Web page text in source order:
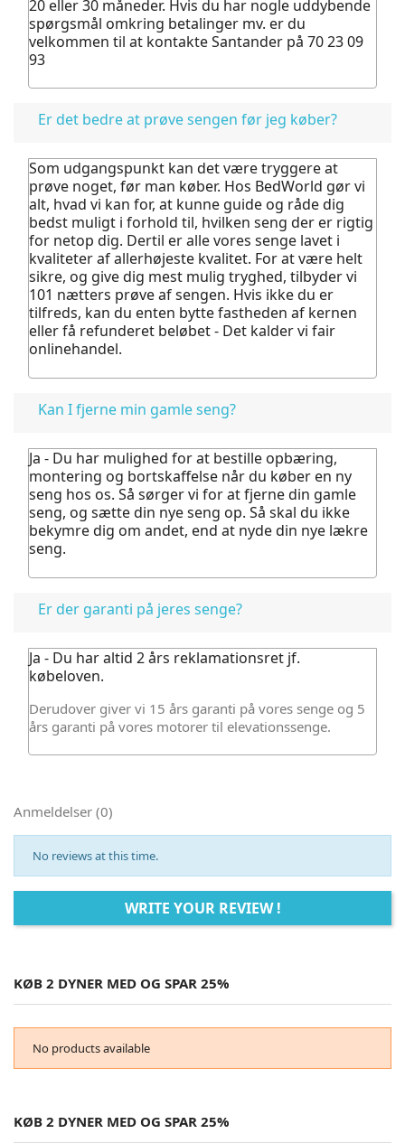
20 eller 30 måneder. Hvis du har nogle uddybende
spørgsmål omkring betalinger mv. er du
velkommen til at kontakte Santander på 70 23 09
93
Er det bedre at prøve sengen før jeg køber?
Som udgangspunkt kan det være tryggere at
prøve noget, før man køber. Hos BedWorld gør vi
alt, hvad vi kan for, at kunne guide og råde dig
bedst muligt i forhold til, hvilken seng der er rigtig
for netop dig. Dertil er alle vores senge lavet i
kvaliteter af allerhøjeste kvalitet. For at være helt
sikre, og give dig mest mulig tryghed, tilbyder vi
101 nætters prøve af sengen. Hvis ikke du er
tilfreds, kan du enten bytte fastheden af kernen
eller få refunderet beløbet - Det kalder vi fair
onlinehandel.
Kan I fjerne min gamle seng?
Ja - Du har mulighed for at bestille opbæring,
montering og bortskaffelse når du køber en ny
seng hos os. Så sørger vi for at fjerne din gamle
seng, og sætte din nye seng op. Så skal du ikke
bekymre dig om andet, end at nyde din nye lækre
seng.
Er der garanti på jeres senge?
Ja - Du har altid 2 års reklamationsret jf.
købeloven.
Derudover giver vi 15 års garanti på vores senge og 5
års garanti på vores motorer til elevationssenge.
Anmeldelser (0)
No reviews at this time.
WRITE YOUR REVIEW !
KØB 2 DYNER MED OG SPAR 25%
No products available
KØB 2 DYNER MED OG SPAR 25%